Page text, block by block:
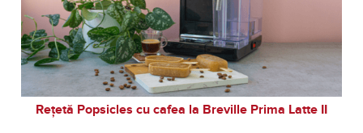
Rețetă Popsicles cu cafea la Breville Prima Latte II